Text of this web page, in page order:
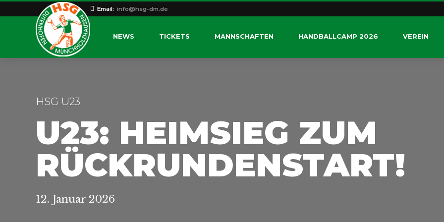
Email: info@hsg-dm.de
NEWS TICKETS MANNSCHAFTEN HANDBALLCAMP 2026 VEREIN
HSG U23
U23: HEIMSIEG ZUM
RÜCKRUNDENSTART!
12. Januar 2026